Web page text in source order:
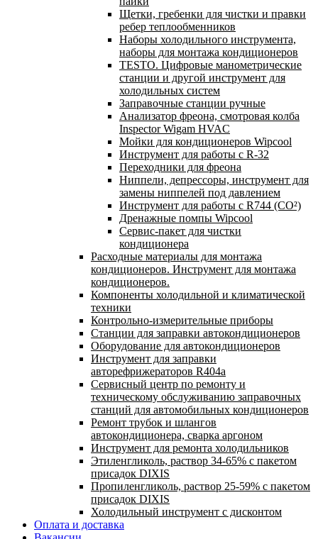
Щетки, гребенки для чистки и правки
ребер теплообменников
Наборы холодильного инструмента,
наборы для монтажа кондиционеров
TESTO. Цифровые манометрические
станции и другой инструмент для
холодильных систем
Заправочные станции ручные
Анализатор фреона, смотровая колба
Inspector Wigam HVAC
Мойки для кондиционеров Wipcool
Инструмент для работы с R-32
Переходники для фреона
Ниппели, депрессоры, инструмент для
замены ниппелей под давлением
Инструмент для работы с R744 (CO²)
Дренажные помпы Wipcool
Сервис-пакет для чистки
кондиционера
Расходные материалы для монтажа
кондиционеров. Инструмент для монтажа
кондиционеров.
Компоненты холодильной и климатической
техники
Контрольно-измерительные приборы
Станции для заправки автокондиционеров
Оборудование для автокондиционеров
Инструмент для заправки
авторефрижераторов R404a
Сервисный центр по ремонту и
техническому обслуживанию заправочных
станций для автомобильных кондиционеров
Ремонт трубок и шлангов
автокондиционера, сварка аргоном
Инструмент для ремонта холодильников
Этиленгликоль, раствор 34-65% с пакетом
присадок DIXIS
Пропиленгликоль, раствор 25-59% с пакетом
присадок DIXIS
Холодильный инструмент с дисконтом
Оплата и доставка